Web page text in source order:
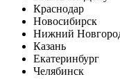
Краснодар
Новосибирск
Нижний
Казань
Екатеринбург
Челябинск